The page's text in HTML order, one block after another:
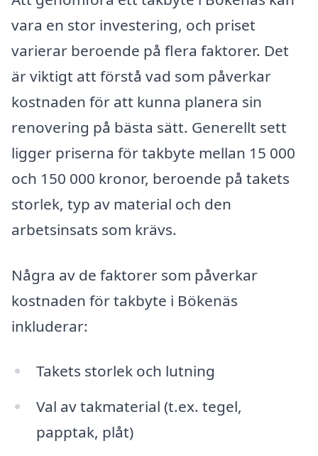
vara en stor investering, och priset
varierar beroende på flera faktorer. Det
är viktigt att förstå vad som påverkar
kostnaden för att kunna planera sin
renovering på bästa sätt. Generellt sett
ligger priserna för takbyte mellan 15 000
och 150 000 kronor, beroende på takets
storlek, typ av material och den
arbetsinsats som krävs.
Några av de faktorer som påverkar
kostnaden för takbyte i Bökenäs
inkluderar:
Takets storlek och lutning
Val av takmaterial (t.ex. tegel,
papptak, plåt)